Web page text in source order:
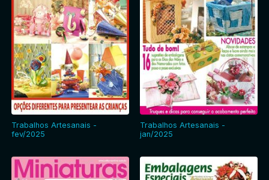
Trabalhos Artesanais -
fev/2025
Trabalhos Artesanais -
jan/2025